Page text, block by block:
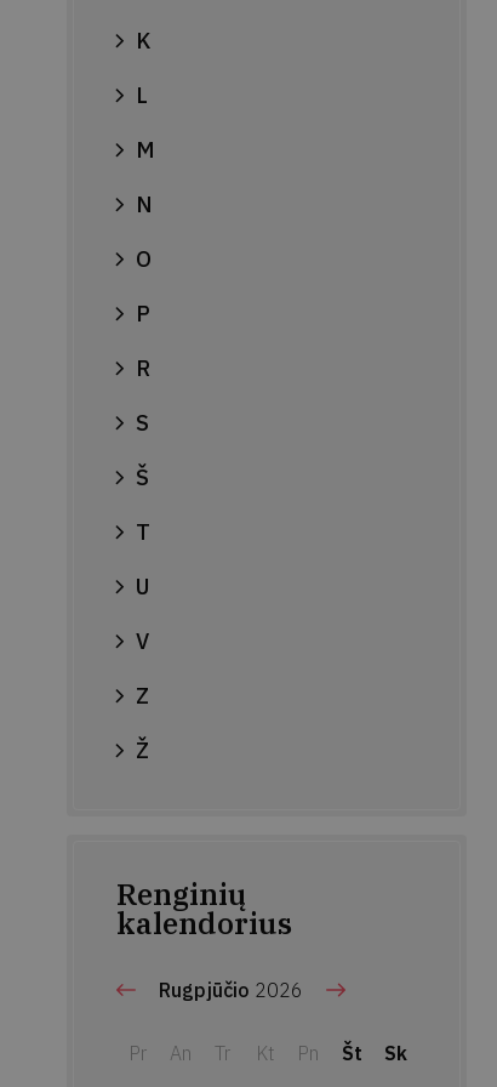
K
L
M
N
O
P
R
S
Š
T
U
V
Z
Ž
Renginių
kalendorius
Rugpjūčio 2026
Pr An Tr Kt Pn Št Sk